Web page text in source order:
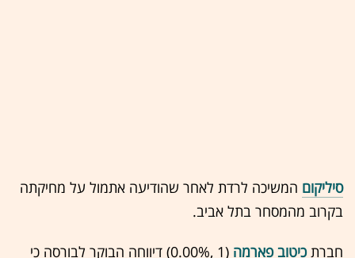
סיליקום המשיכה לרדת לאחר שהודיעה אתמול על מחיקתה
בקרוב מהמסחר בתל אביב.
חברתכיטוב פארמה (1 ,‎
0.00%‏) דיווחה הבוקר לבורסה כי